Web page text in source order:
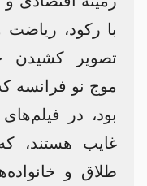
با رکود،
تصویر کشیدن
موج نو فرانسه
بود، در
غایب هستند،
طلاق و